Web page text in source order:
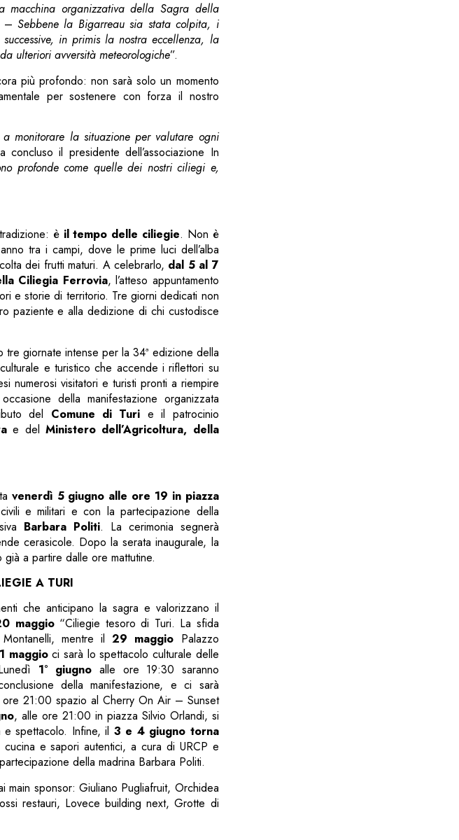
macchina organizzativa della Sagra della
– Sebbene la Bigarreau sia stata colpita, i
in primis la nostra eccellenza, la
ulteriori avversità meteorologiche”.
più profondo: non sarà solo un momento
per sostenere con forza il nostro
monitorare la situazione per valutare ogni
il presidente dell’associazione In
profonde come quelle dei nostri ciliegi e,
è il tempo delle ciliegie. Non è
tra i campi, dove le prime luci dell’alba
dei frutti maturi. A celebrarlo, dal 5 al 7
Ciliegia Ferrovia, l’atteso appuntamento
e storie di territorio. Tre giorni dedicati non
paziente e alla dedizione di chi custodisce
giornate intense per la 34ª edizione della
e turistico che accende i riflettori su
numerosi visitatori e turisti pronti a riempire
della manifestazione organizzata
del Comune di Turi e il patrocinio
e del Ministero dell’Agricoltura, della
venerdì 5 giugno alle ore 19 in piazza
e militari e con la partecipazione della
Barbara Politi. La cerimonia segnerà
cerasicole. Dopo la serata inaugurale, la
a partire dalle ore mattutine.
A TURI
che anticipano la sagra e valorizzano il
maggio“Ciliegie tesoro di Turi. La sfida
Montanelli, mentre il29 maggio Palazzo
maggioci sarà lo spettacolo culturale delle
1° giugno alle ore 19:30 saranno
della manifestazione, e ci sarà
ore 21:00 spazio al Cherry On Air – Sunset
, alle ore 21:00 in piazza Silvio Orlandi, si
spettacolo. Infine, il 3 e 4 giugno torna
e sapori autentici, a cura di URCP e
della madrina Barbara Politi.
main sponsor: Giuliano Pugliafruit, Orchidea
restauri, Lovece building next, Grotte di